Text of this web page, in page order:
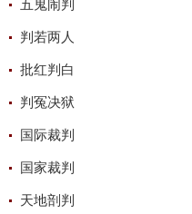
五鬼闹判
判若两人
批红判白
判冤决狱
国际裁判
国家裁判
天地剖判